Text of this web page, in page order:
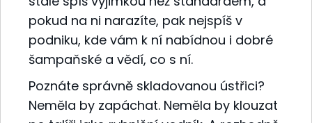
pokud na ni narazíte, pak nejspíš v
podniku, kde vám k ní nabídnou i dobré
šampaňské a vědí, co s ní.
Poznáte správně skladovanou ústřici?
Neměla by zapáchat. Neměla by klouzat